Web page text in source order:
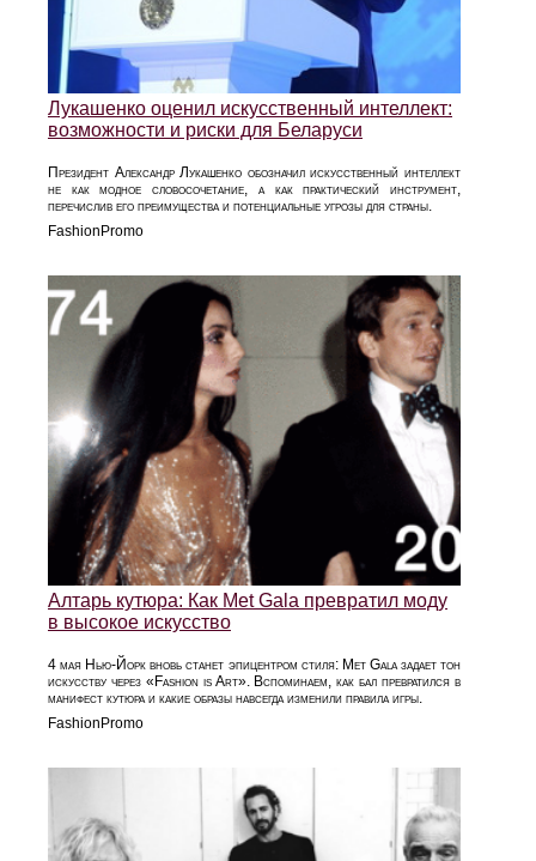
Лукашенко оценил искусственный интеллект:
возможности и риски для Беларуси
Президент Александр Лукашенко обозначил искусственный интеллект
не как модное словосочетание, а как практический инструмент,
перечислив его преимущества и потенциальные угрозы для страны.
FashionPromo
Алтарь кутюра: Как Met Gala превратил моду
в высокое искусство
4 мая Нью-Йорк вновь станет эпицентром стиля: Met Gala задает тон
искусству через «Fashion is Art». Вспоминаем, как бал превратился в
манифест кутюра и какие образы навсегда изменили правила игры.
FashionPromo